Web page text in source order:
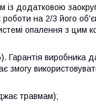
із додатковою
роботи на 2/3 його
опалення з цим
Гарантія виробника
травмам);